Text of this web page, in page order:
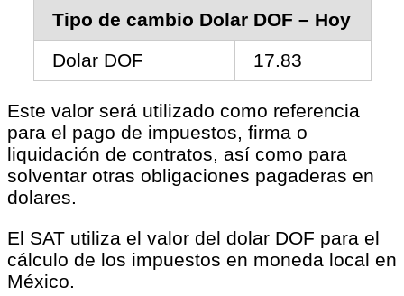
Tipo de cambio Dolar DOF – Hoy
Dolar DOF
17.83
Este valor será utilizado como referencia
para el pago de impuestos, firma o
liquidación de contratos, así como para
solventar otras obligaciones pagaderas en
dolares.
El SAT utiliza el valor del dolar DOF para el
cálculo de los impuestos en moneda local en
México.